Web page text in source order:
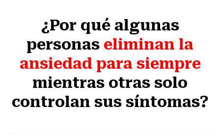
¿Por qué algunas
personas eliminan la
ansiedad para siempre
mientras otras solo
controlan sus síntomas?